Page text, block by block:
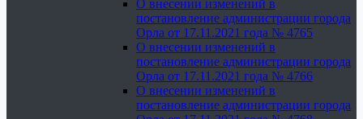
О внесении изменений в
постановление администрации города
Орла от 17.11.2021 года № 4765
О внесении изменений в
постановление администрации города
Орла от 17.11.2021 года № 4766
О внесении изменений в
постановление администрации города